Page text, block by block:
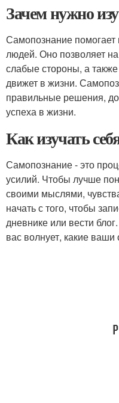
Зачем нужно
Самопознание помогает
людей. Оно позволяет
слабые стороны, а также
движет в жизни.
правильные решения,
успеха в жизни.
Как изучать
Самопознание - это
усилий. Чтобы лучше
своими мыслями,
начать с того, чтобы
дневнике или вести
вас волнует, какие